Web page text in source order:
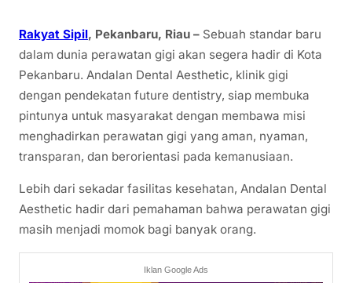
Rakyat Sipil, Pekanbaru, Riau – Sebuah standar baru
dalam dunia perawatan gigi akan segera hadir di Kota
Pekanbaru. Andalan Dental Aesthetic, klinik gigi
dengan pendekatan future dentistry, siap membuka
pintunya untuk masyarakat dengan membawa misi
menghadirkan perawatan gigi yang aman, nyaman,
transparan, dan berorientasi pada kemanusiaan.
Lebih dari sekadar fasilitas kesehatan, Andalan Dental
Aesthetic hadir dari pemahaman bahwa perawatan gigi
masih menjadi momok bagi banyak orang.
Iklan Google Ads